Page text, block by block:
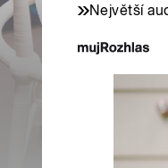
Největší